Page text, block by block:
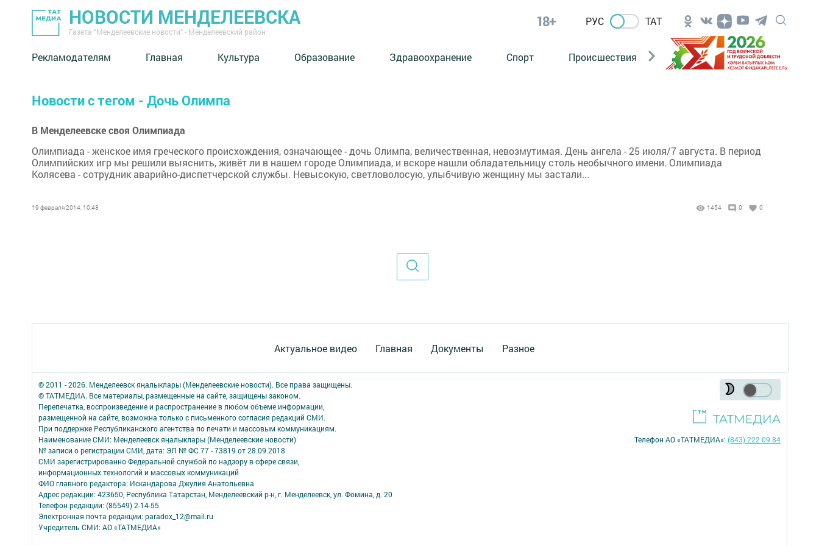
НОВОСТИ МЕНДЕЛЕЕВСКА
Газета "Менделеевские новости" - Менделеевский район
18+ РУС ТАТ
Рекламодателям Главная Культура Образование Здравоохранение Спорт Происшествия Новости Госавтоинспекции
Новости с тегом - Дочь Олимпа
В Менделеевске своя Олимпиада
Олимпиада - женское имя греческого происхождения, означающее - дочь Олимпа, величественная, невозмутимая. День ангела - 25 июля/7 августа. В период
Олимпийских игр мы решили выяснить, живёт ли в нашем городе Олимпиада, и вскоре нашли обладательницу столь необычного имени. Олимпиада
Колясева - сотрудник аварийно-диспетчерской службы. Невысокую, светловолосую, улыбчивую женщину мы застали...
19 февраля 2014, 10:43 1454 0 0
Актуальное видео Главная Документы Разное
© 2011 - 2026. Менделеевск яӊалыклары (Менделеевские новости). Все права защищены.
© ТАТМЕДИА. Все материалы, размещенные на сайте, защищены законом.
Перепечатка, воспроизведение и распространение в любом объеме информации,
размещенной на сайте, возможна только с письменного согласия редакций СМИ.
При поддержке Республиканского агентства по печати и массовым коммуникациям.
Наименование СМИ: Менделеевск яӊалыклары (Менделеевские новости)
№ записи о регистрации СМИ, дата: ЭЛ № ФС 77 - 73819 от 28.09.2018
СМИ зарегистрированно Федеральной службой по надзору в сфере связи,
информационных технологий и массовых коммуникаций
ФИО главного редактора: Искандарова Джулия Анатольевна
Адрес редакции: 423650, Республика Татарстан, Менделеевский р-н, г. Менделеевск, ул. Фомина, д. 20
Телефон редакции: (85549) 2-14-55
Электронная почта редакции: paradox_12@mail.ru
Учредитель СМИ: АО «ТАТМЕДИА»
Телефон АО «ТАТМЕДИА»:(843) 222 09 84